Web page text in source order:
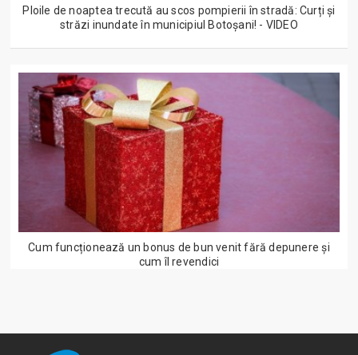
Ploile de noaptea trecută au scos pompierii în stradă: Curți și
străzi inundate în municipiul Botoșani! - VIDEO
Cum funcționează un bonus de bun venit fără depunere și
cum îl revendici